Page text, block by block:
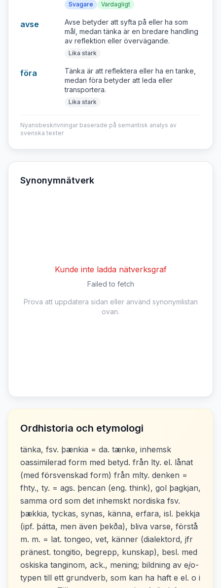
Svagare Vardagligt
avse
Avse betyder att syfta på eller ha som
mål, medan tänka är en bredare handling
av reflektion eller övervägande.
Lika stark
föra
Tänka är att reflektera eller ha en tanke,
medan föra betyder att leda eller
transportera.
Lika stark
Nyansbeskrivningar baserade på semantisk analys av
svenska texter
Synonymnätverk
Kunde inte ladda nätverksgraf
Failed to fetch
Prova att uppdatera sidan eller använd synonymlistan
ovan.
Ordhistoria och etymologi
tänka, fsv. þænkia = da. tænke, inhemsk
oassimilerad form med betyd. från lty. el. lånat
(med försvenskad form) från mlty. denken =
fhty., ty. = ags. þencan (eng. think), gol þagkjan,
samma ord som det inhemskt nordiska fsv.
þækkia, tyckas, synas, känna, erfara, isl. þekkja
(ipf. þátta, men även þekða), bliva varse, förstå
m. m. = lat. tongeo, vet, känner (dialektord, jfr
pränest. tongitio, begrepp, kunskap), besl. med
oskiska tanginom, ack., mening; bildning av ei̯o-
typen till ett grundverb, som kan ha haft e el. o i